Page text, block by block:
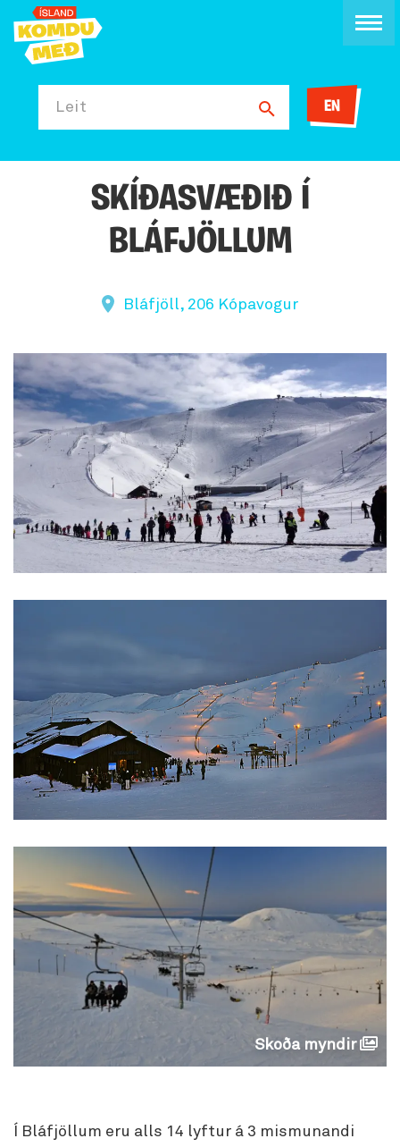
Leit EN
SKÍÐASVÆÐIÐ Í
BLÁFJÖLLUM
Bláfjöll, 206 Kópavogur
Skoða myndir
Í Bláfjöllum eru alls 14 lyftur á 3 mismunandi